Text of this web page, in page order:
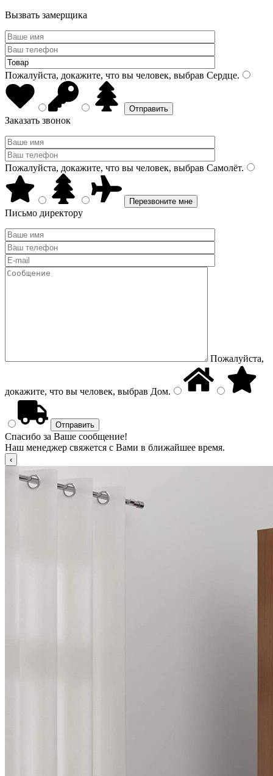
Вызвать замерщика
Пожалуйста, докажите, что вы человек, выбрав Сердце.
Заказать звонок
Пожалуйста, докажите, что вы человек, выбрав Самолёт.
Письмо директору
Пожалуйста,
докажите, что вы человек, выбрав Дом.
Спасибо за Ваше сообщение!
Наш менеджер свяжется с Вами в ближайшее время.